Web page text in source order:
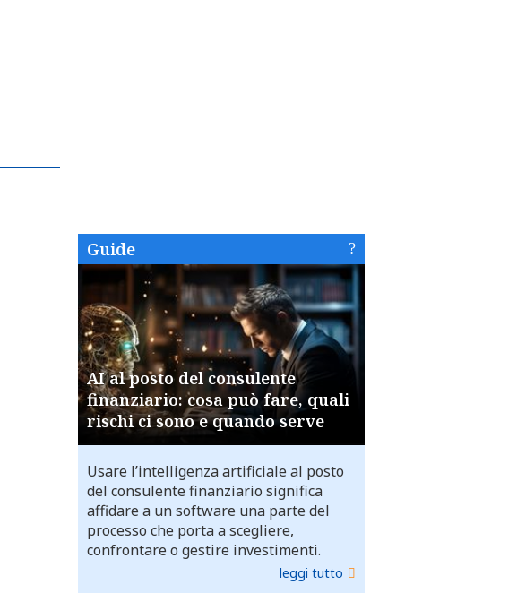
Guide
AI al posto del consulente
finanziario: cosa può fare, quali
rischi ci sono e quando serve
Usare l’intelligenza artificiale al posto
del consulente finanziario significa
affidare a un software una parte del
processo che porta a scegliere,
confrontare o gestire investimenti.
leggi tutto